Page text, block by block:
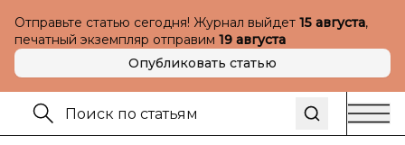
Отправьте статью сегодня! Журнал выйдет 15 августа,
печатный экземпляр отправим 19 августа
Опубликовать статью